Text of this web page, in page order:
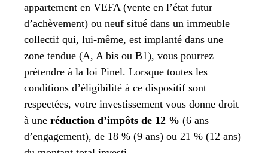
appartement en VEFA (vente en l’état futur
d’achèvement) ou neuf situé dans un immeuble
collectif qui, lui-même, est implanté dans une
zone tendue (A, A bis ou B1), vous pourrez
prétendre à la loi Pinel. Lorsque toutes les
conditions d’éligibilité à ce dispositif sont
respectées, votre investissement vous donne droit
à une réduction d’impôts de 12 % (6 ans
d’engagement), de 18 % (9 ans) ou 21 % (12 ans)